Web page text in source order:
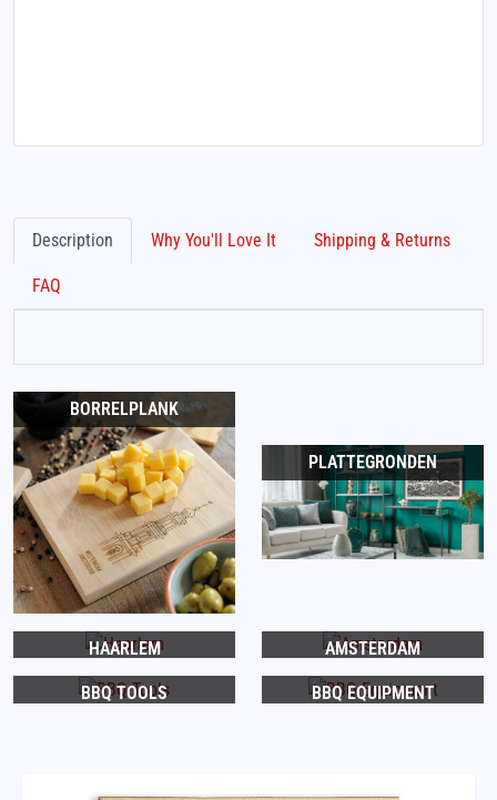
Description Why You'll Love It Shipping & Returns
FAQ
BORRELPLANK
PLATTEGRONDEN
HAARLEM AMSTERDAM
BBQ TOOLS BBQ EQUIPMENT